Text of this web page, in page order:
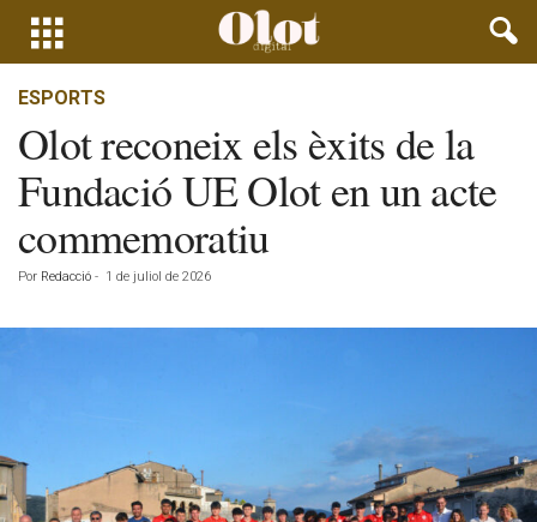
ESPORTS
Olot reconeix els èxits de la
Fundació UE Olot en un acte
commemoratiu
Por Redacció - 1 de juliol de 2026